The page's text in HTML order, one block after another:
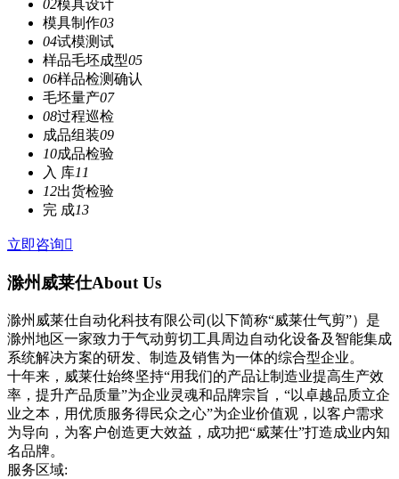
02模具设计
模具制作03
04试模测试
样品毛坯成型05
06样品检测确认
毛坯量产07
08过程巡检
成品组装09
10成品检验
入 库11
12出货检验
完 成13
立即咨询
滁州威莱仕About Us
滁州威莱仕自动化科技有限公司(以下简称“威莱仕气剪”）是
滁州地区一家致力于气动剪切工具周边自动化设备及智能集成
系统解决方案的研发、制造及销售为一体的综合型企业。
十年来，威莱仕始终坚持“用我们的产品让制造业提高生产效
率，提升产品质量”为企业灵魂和品牌宗旨，“以卓越品质立企
业之本，用优质服务得民众之心”为企业价值观，以客户需求
为导向，为客户创造更大效益，成功把“威莱仕”打造成业内知
名品牌。
服务区域: